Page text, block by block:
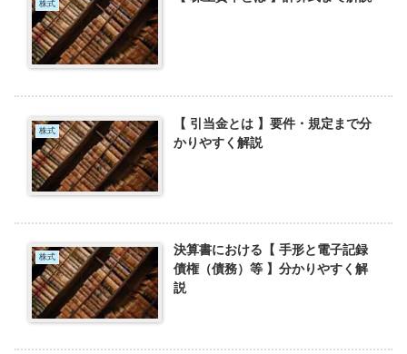
株式
株式
【 引当金とは 】要件・規定まで分
かりやすく解説
株式
決算書における【 手形と電子記録
債権（債務）等 】分かりやすく解
説